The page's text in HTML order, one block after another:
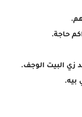
حاجة.
زي البيت الوجف.
بيه.